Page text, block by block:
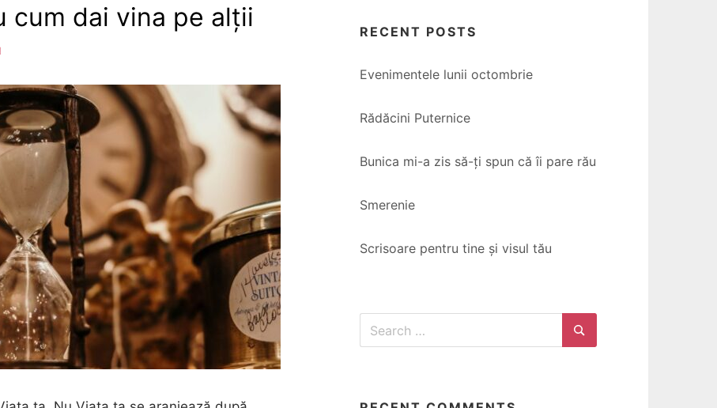
cum dai vina pe alții RECENT POSTS
Evenimentele lunii octombrie
Rădăcini Puternice
Bunica mi-a zis să-ți spun că îi pare rău
Smerenie
Scrisoare pentru tine și visul tău
Search